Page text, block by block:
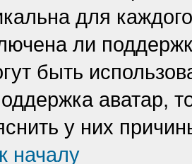
для
ли
быть
аватар,
у них
началу